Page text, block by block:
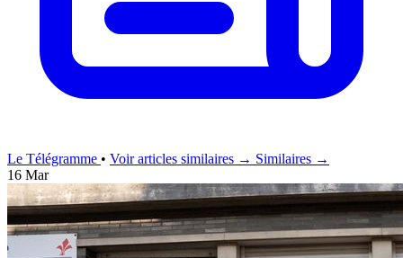
Le Télégramme • Voir articles similaires → Similaires →
16 Mar